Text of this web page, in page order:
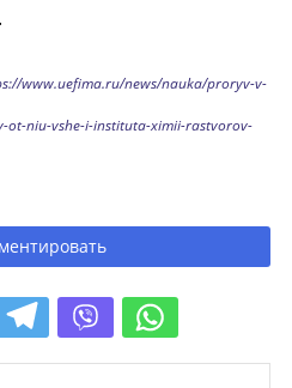
www.uefima.ru/news/nauka/proryv-v-
ot-niu-vshe-i-instituta-ximii-rastvorov-